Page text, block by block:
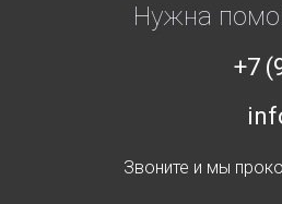
Нужна
+7
Звоните и мы